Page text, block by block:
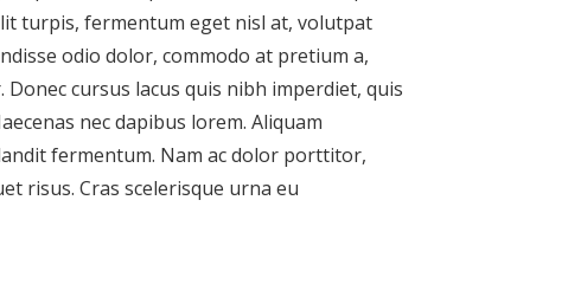
turpis, fermentum eget nisl at, volutpat
odio dolor, commodo at pretium a,
cursus lacus quis nibh imperdiet, quis
nec dapibus lorem. Aliquam
fermentum. Nam ac dolor porttitor,
risus. Cras scelerisque urna eu